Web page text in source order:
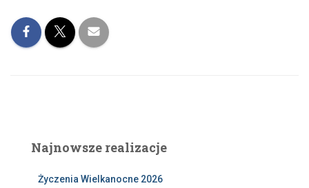
Najnowsze realizacje
Życzenia Wielkanocne 2026